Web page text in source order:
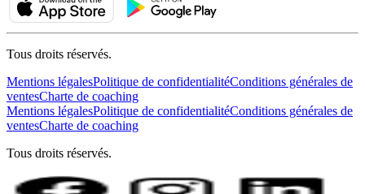
Tous droits réservés.
Mentions légalesPolitique de confidentialitéConditions générales de
ventesCharte de coaching
Mentions légalesPolitique de confidentialitéConditions générales de
ventesCharte de coaching
Tous droits réservés.